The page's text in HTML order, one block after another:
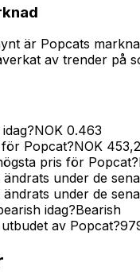
är Popcats
av trender på
NOK 0.463
Popcat?NOK
pris för Popcat?
under de
under de
idag?Bearish
av Popcat?